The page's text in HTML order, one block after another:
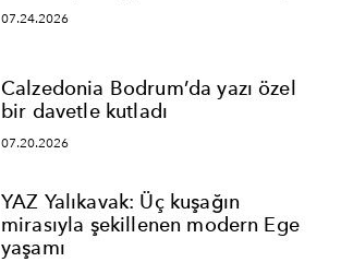
07.24.2026
Calzedonia Bodrum’da yazı özel
bir davetle kutladı
07.20.2026
YAZ Yalıkavak: Üç kuşağın
mirasıyla şekillenen modern Ege
yaşamı